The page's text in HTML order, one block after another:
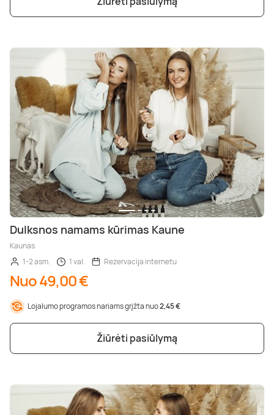
Dulksnos namams kūrimas Kaune
Kaunas
1-2 asm.
1 val. Rezervacija internetu
Nuo 49,00 €
Lojalumo programos nariams grįžta nuo2,45 €
Žiūrėti pasiūlymą